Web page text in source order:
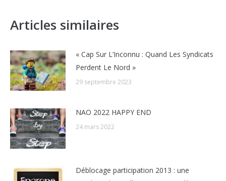
Articles similaires
« Cap Sur L’Inconnu : Quand Les Syndicats
Perdent Le Nord »
29 septembre 2023
NAO 2022 HAPPY END
24 mars 2022
Déblocage participation 2013 : une